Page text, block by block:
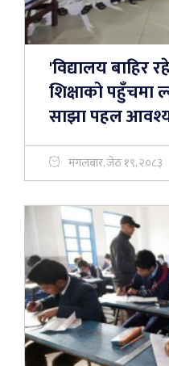
'विद्यालय बाहिर
शिक्षाको पहुँचमा
साझा पहल
मंगलबार, जेठ १९, २०८३